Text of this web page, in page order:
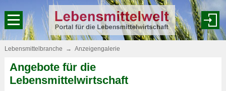
Lebensmittelbranche → Anzeigengalerie
Angebote für die
Lebensmittelwirtschaft